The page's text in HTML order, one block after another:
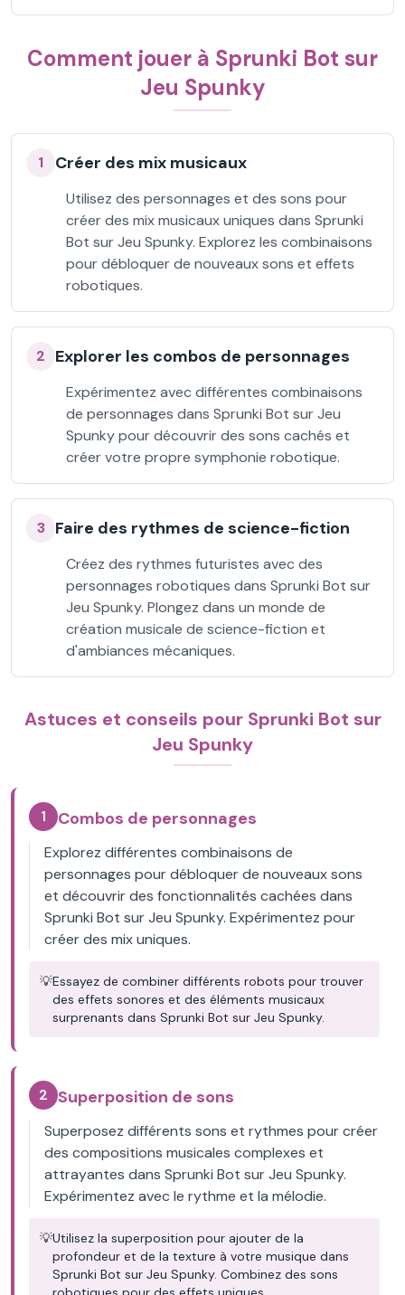
Comment jouer à Sprunki Bot sur
Jeu Spunky
1 Créer des mix musicaux
Utilisez des personnages et des sons pour
créer des mix musicaux uniques dans Sprunki
Bot sur Jeu Spunky. Explorez les combinaisons
pour débloquer de nouveaux sons et effets
robotiques.
2 Explorer les combos de personnages
Expérimentez avec différentes combinaisons
de personnages dans Sprunki Bot sur Jeu
Spunky pour découvrir des sons cachés et
créer votre propre symphonie robotique.
3 Faire des rythmes de science-fiction
Créez des rythmes futuristes avec des
personnages robotiques dans Sprunki Bot sur
Jeu Spunky. Plongez dans un monde de
création musicale de science-fiction et
d'ambiances mécaniques.
Astuces et conseils pour Sprunki Bot sur
Jeu Spunky
1 Combos de personnages
Explorez différentes combinaisons de
personnages pour débloquer de nouveaux sons
et découvrir des fonctionnalités cachées dans
Sprunki Bot sur Jeu Spunky. Expérimentez pour
créer des mix uniques.
💡Essayez de combiner différents robots pour trouver
des effets sonores et des éléments musicaux
surprenants dans Sprunki Bot sur Jeu Spunky.
2 Superposition de sons
Superposez différents sons et rythmes pour créer
des compositions musicales complexes et
attrayantes dans Sprunki Bot sur Jeu Spunky.
Expérimentez avec le rythme et la mélodie.
💡Utilisez la superposition pour ajouter de la
profondeur et de la texture à votre musique dans
Sprunki Bot sur Jeu Spunky. Combinez des sons